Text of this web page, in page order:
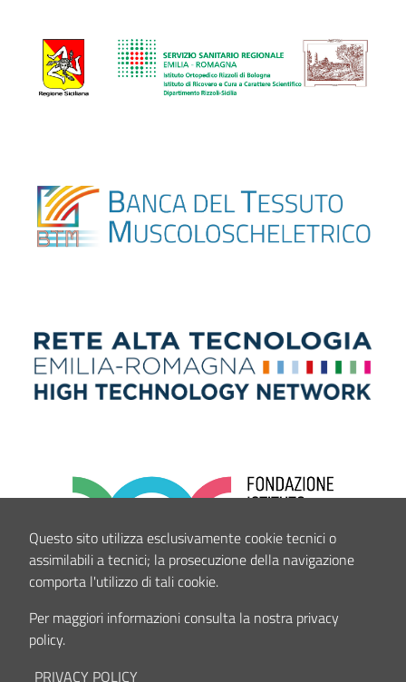
Questo sito utilizza esclusivamente cookie tecnici o
assimilabili a tecnici; la prosecuzione della navigazione
comporta l'utilizzo di tali cookie.
Per maggiori informazioni consulta la nostra privacy
policy.
PRIVACY POLICY